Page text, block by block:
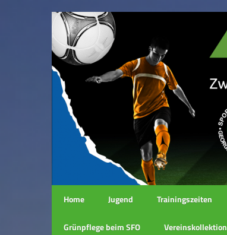
Home Jugend Trainingszeiten
Grünpflege beim SFO Vereinskollektion